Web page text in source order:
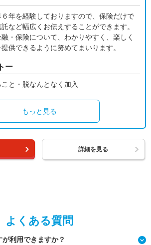
年を経験しておりますので、保険だけで
など幅広くお伝えすることができます。
・保険について、わかりやすく、楽しく
供できるように努めてまいります。
ー
と・脱なんとなく加入
もっと見る
詳細を見る
よくある質問
利用できますか？